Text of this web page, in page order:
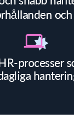
processer